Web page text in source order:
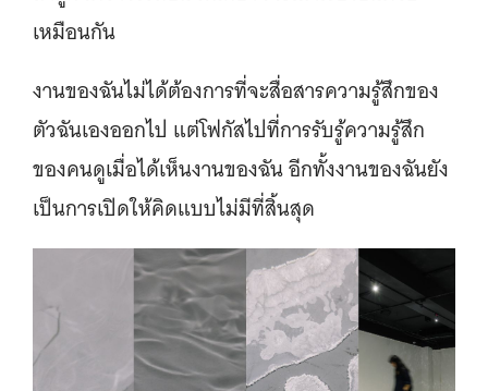
เหมือนกัน
งานของฉันไม่ได้ต้องการที่จะสื่อสารความรู้สึกของ
ตัวฉันเองออกไป แต่โฟกัสไปที่การรับรู้ความรู้สึก
ของคนดูเมื่อได้เห็นงานของฉัน อีกทั้งงานของฉันยัง
เป็นการเปิดให้คิดแบบไม่มีที่สิ้นสุด